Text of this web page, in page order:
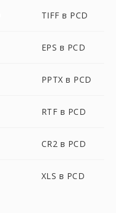
TIFF в PCD
EPS в PCD
PPTX в PCD
RTF в PCD
CR2 в PCD
XLS в PCD